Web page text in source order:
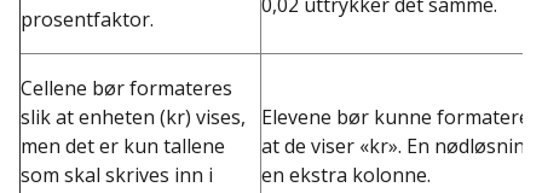
prosentfaktor.
Cellene bør formateres
slik at enheten (kr) vises,
men det er kun tallene
som skal skrives inn i
Elevene bør kunne formatere
at de viser «kr». En
en ekstra kolonne.